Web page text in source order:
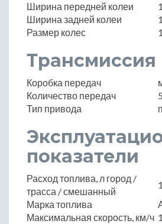
Ширина передней колеи
Ширина задней колеи
Размер колес
Трансмиссия
Коробка передач
Количество передач
5
Тип привода
показатели
Расход топлива, л город /
трасса / смешанный
Марка топлива
Максимальная скорость, км/ч